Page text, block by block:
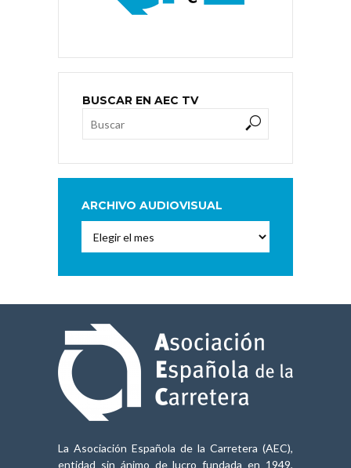
BUSCAR EN AEC TV
ARCHIVO AUDIOVISUAL
Audiovisual
La Asociación Española de la Carretera (AEC),
entidad sin ánimo de lucro fundada en 1949,